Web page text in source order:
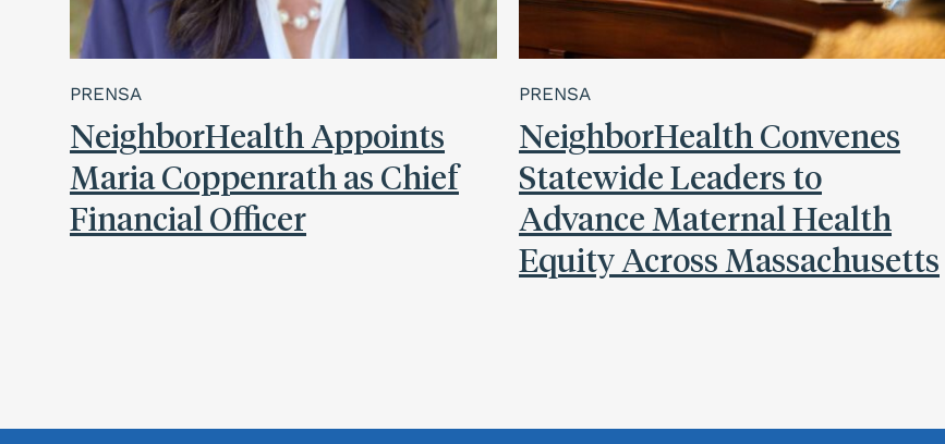
PRENSA
NeighborHealth Appoints
Maria Coppenrath as Chief
Financial Officer
PRENSA
NeighborHealth Convenes
Statewide Leaders to
Advance Maternal Health
Equity Across Massachusetts